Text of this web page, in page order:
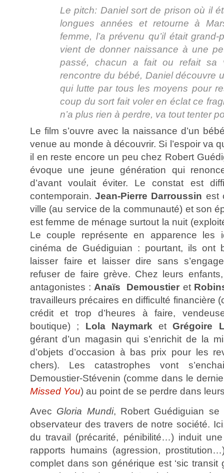
Le pitch: Daniel sort de prison où il
longues années et retourne à
femme, l’a prévenu qu’il était
vient de donner naissance à une
passé, chacun a fait ou refait
rencontre du bébé, Daniel découvre
qui lutte par tous les moyens pour
coup du sort fait voler en éclat ce
n’a plus rien à perdre, va tout tenter
Le film s’ouvre avec la naissance d’un
venue au monde à découvrir. Si l’espoir va
il en reste encore un peu chez Robert
évoque une jeune génération qui
d’avant voulait éviter. Le constat est
contemporain.Jean-Pierre Darroussin est
ville (au service de la communauté) et son
est femme de ménage surtout la nuit
Le couple représente en apparence les
cinéma de Guédiguian : pourtant, ils ont
laisser faire et laisser dire sans
refuser de faire grève. Chez leurs
antagonistes :Anaïs Demoustier et
travailleurs précaires en difficulté financière
crédit et trop d’heures à faire,
boutique) ; Lola NaymarketGrégoire
gérant d’un magasin qui s’enrichit de la
d’objets d’occasion à bas prix pour les
chers). Les catastrophes vont
Demoustier-Stévenin (comme dans le
Missed You) au point de se perdre dans
Avec Gloria Mundi, Robert Guédiguian
observateur des travers de notre société.
du travail (précarité, pénibilité…) induit
rapports humains (agression,
complet dans son générique est ‘sic transit